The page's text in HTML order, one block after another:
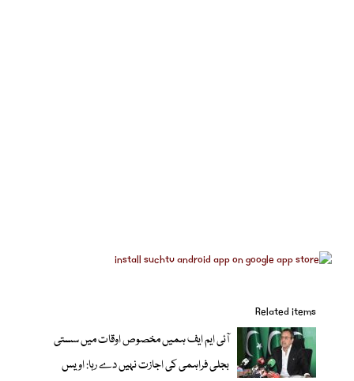
Related items
آئی ایم ایف ہمیں مخصوص اوقات میں سستی
بجلی فراہمی کی اجازت نہیں دے رہا: اویس